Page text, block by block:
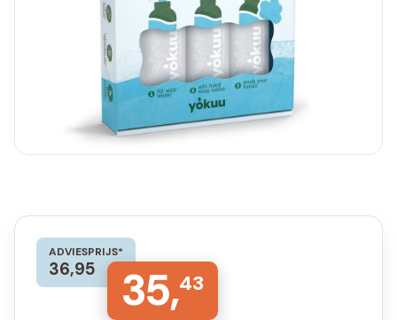
ADVIESPRIJS*
36,95 35,43